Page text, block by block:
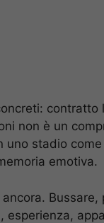
non è un
uno stadio come
emotiva.
esperienza,